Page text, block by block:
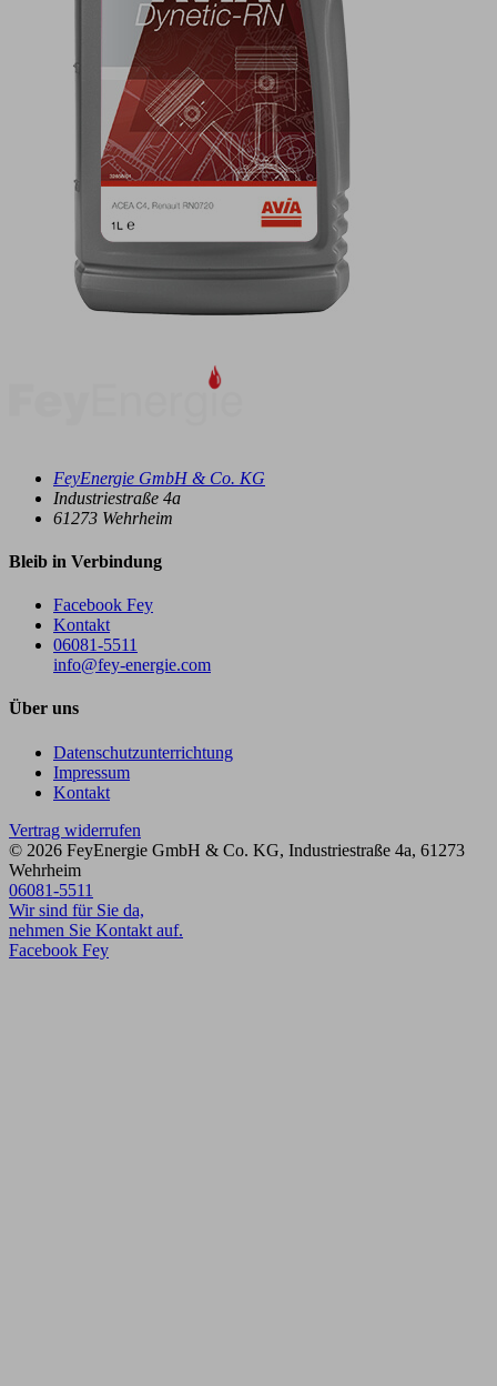
FeyEnergie GmbH & Co. KG
Industriestraße 4a
61273 Wehrheim
Bleib in Verbindung
Facebook Fey
Kontakt
06081-5511
info@fey-energie.com
Über uns
Datenschutzunterrichtung
Impressum
Kontakt
Vertrag widerrufen
© 2026 FeyEnergie GmbH & Co. KG, Industriestraße 4a, 61273
Wehrheim
06081-5511
Wir sind für Sie da,
nehmen Sie Kontakt auf.
Facebook Fey